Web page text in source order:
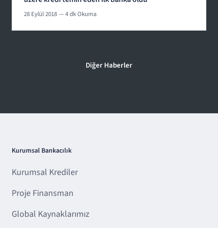
28 Eylül 2018 — 4 dk Okuma
Diğer Haberler
Kurumsal Bankacılık
Kurumsal Krediler
Proje Finansman
Global Kaynaklarımız